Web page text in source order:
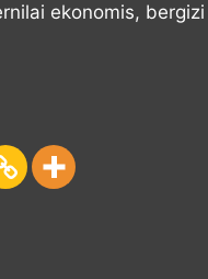
ekonomis,